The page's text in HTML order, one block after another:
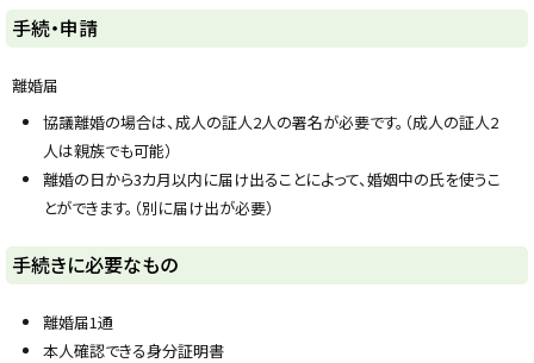
戻
る
ト
ッ
プ
手続・申請
離婚届
協議離婚の場合は、成人の証人2人の署名が必要です。（成人の証人2
人は親族でも可能）
離婚の日から3カ月以内に届け出ることによって、婚姻中の氏を使うこ
とができます。（別に届け出が必要）
ト
ッ
プ
に
手続きに必要なもの
離婚届1通
本人確認できる身分証明書